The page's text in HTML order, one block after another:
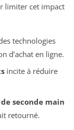
limiter cet impact
technologies
d’achat en ligne.
incite à réduire
seconde main
retourné.